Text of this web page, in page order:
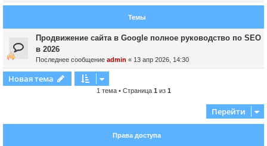
Темы
Продвижение сайта в Google полное руководство по SEO
в 2026
Последнее сообщение admin « 13 апр 2026, 14:30
Новая тема
1 тема • Страница 1 из 1
Перейти
Права доступа